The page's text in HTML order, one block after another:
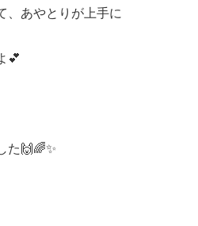
、あやとりが上手に
💕
た🙌🌈✨